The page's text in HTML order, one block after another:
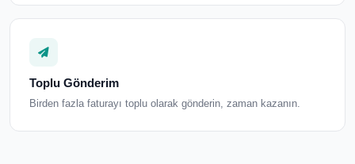
Toplu Gönderim
Birden fazla faturayı toplu olarak gönderin, zaman kazanın.